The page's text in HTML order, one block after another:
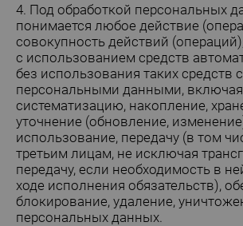
4. Под обработкой персональных
понимается любое действие
совокупность действий
с использованием средств
без использования таких средств с
персональными данными, включая
систематизацию, накопление,
уточнение (обновление,
использование, передачу (в том
третьим лицам, не исключая
передачу, если необходимость в
ходе исполнения обязательств),
блокирование, удаление,
персональных данных.